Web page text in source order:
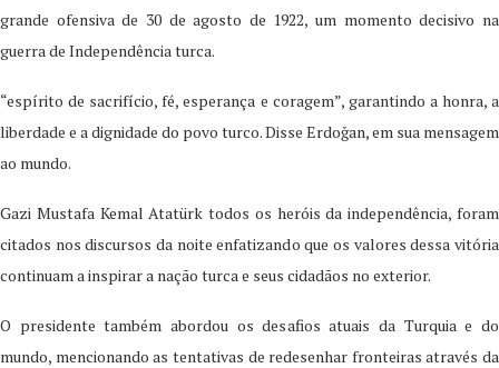
grande ofensiva de 30 de agosto de 1922, um momento decisivo na
guerra de Independência turca.
“espírito de sacrifício, fé, esperança e coragem”, garantindo a honra, a
liberdade e a dignidade do povo turco. Disse Erdoğan, em sua mensagem
ao mundo.
Gazi Mustafa Kemal Atatürk todos os heróis da independência, foram
citados nos discursos da noite enfatizando que os valores dessa vitória
continuam a inspirar a nação turca e seus cidadãos no exterior.
O presidente também abordou os desafios atuais da Turquia e do
mundo, mencionando as tentativas de redesenhar fronteiras através da